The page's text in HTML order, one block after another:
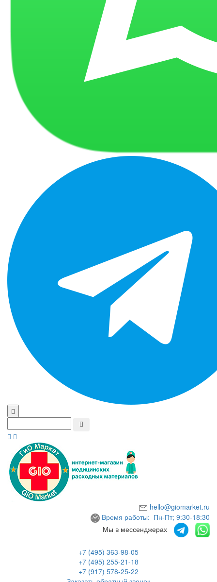
hello@giomarket.ru
Время работы: Пн-Пт; 9:30-18:30
Мы в мессенджерах
+7 (495) 363-98-05
+7 (495) 255-21-18
+7 (917) 578-25-22